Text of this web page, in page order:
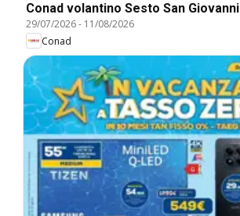
Conad volantino Sesto San Giovanni
29/07/2026- 11/08/2026
Conad